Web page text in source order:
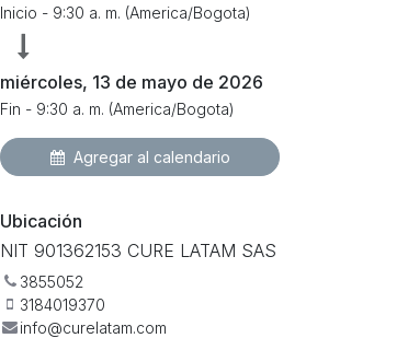
Inicio - 9:30 a. m. (America/Bogota)
miércoles, 13 de mayo de 2026
Fin - 9:30 a. m. (America/Bogota)
Agregar al calendario
Ubicación
NIT 901362153 CURE LATAM SAS
3855052
3184019370
info@curelatam.com